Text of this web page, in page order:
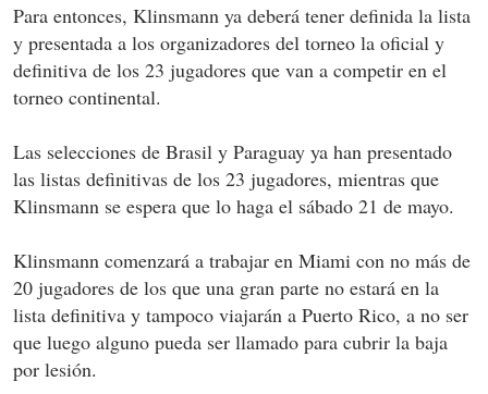
Para entonces, Klinsmann ya deberá tener definida la lista
y presentada a los organizadores del torneo la oficial y
definitiva de los 23 jugadores que van a competir en el
torneo continental.
Las selecciones de Brasil y Paraguay ya han presentado
las listas definitivas de los 23 jugadores, mientras que
Klinsmann se espera que lo haga el sábado 21 de mayo.
Klinsmann comenzará a trabajar en Miami con no más de
20 jugadores de los que una gran parte no estará en la
lista definitiva y tampoco viajarán a Puerto Rico, a no ser
que luego alguno pueda ser llamado para cubrir la baja
por lesión.